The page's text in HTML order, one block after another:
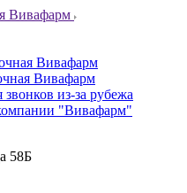
Вивафарм
Вивафарм
Вивафарм
звонков из-за рубежа
"Вивафарм"
58Б